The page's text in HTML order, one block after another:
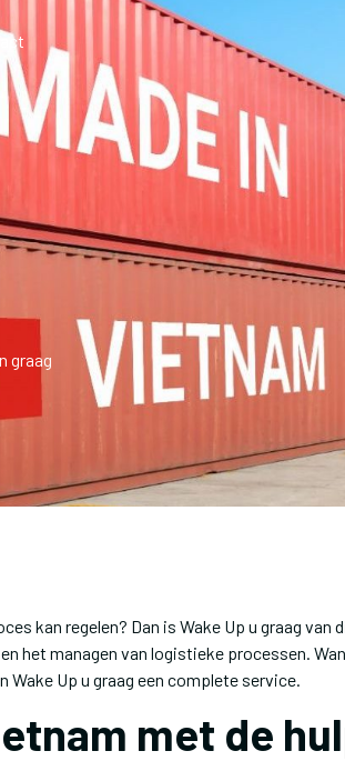
graag
kan regelen? Dan is Wake Up u graag van
het managen van logistieke processen.
Up u graag een complete service.
met de